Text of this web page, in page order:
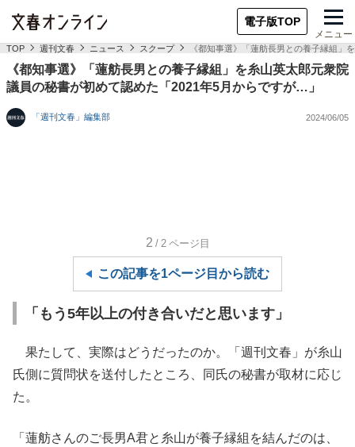
電子版TOP
メニュー
TOP 週刊文春 ニュース スクープ 《都知事選》「蓮舫長男との養子縁組
《都知事選》「蓮舫長男との養子縁組」を糸山英太郎元衆院
議員の秘書が初めて認めた「2021年5月からですが…」
「週刊文春」編集部 2024/06/05
2 /2 ページ目
この記事を1ページ目から読む
「もう5年以上の付き合いだと思います」
果たして、実際はどうだったのか。「週刊文春」が糸山
氏側に質問状を送付したところ、同氏の秘書が取材に応じ
た。
「蓮舫さんのご長男A君と糸山が養子縁組を結んだのは、